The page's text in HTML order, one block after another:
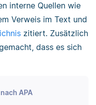
interne Quellen wie
Verweis im Text und
zitiert. Zusätzlich
dass es sich
APA